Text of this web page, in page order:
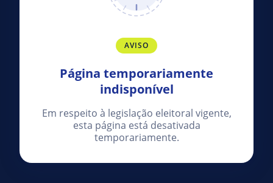
AVISO
Página temporariamente
indisponível
Em respeito à legislação eleitoral vigente,
esta página está desativada
temporariamente.